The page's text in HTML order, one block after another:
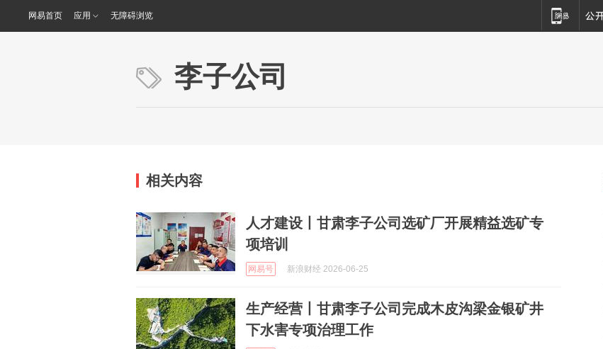
网易首页 应用 无障碍浏览
李子公司
相关内容
人才建设丨甘肃李子公司选矿厂开展精益选矿专
项培训
网易号 新浪财经 2026-06-25
生产经营丨甘肃李子公司完成木皮沟梁金银矿井
下水害专项治理工作